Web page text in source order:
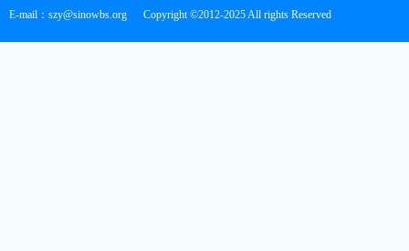
E-mail：szy@sinowbs.org
Copyright ©2012-2025 All rights Reserved